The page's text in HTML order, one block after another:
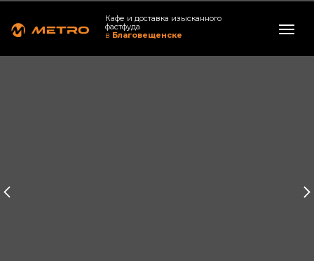
Кафе и доставка изысканного
фастфуда
в Благовещенске